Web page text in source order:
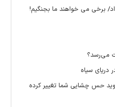
برخی می خواهند ما بجنگیم!
می‌رسد؟
دریای سیاه
حس چشایی شما تغییر کرده